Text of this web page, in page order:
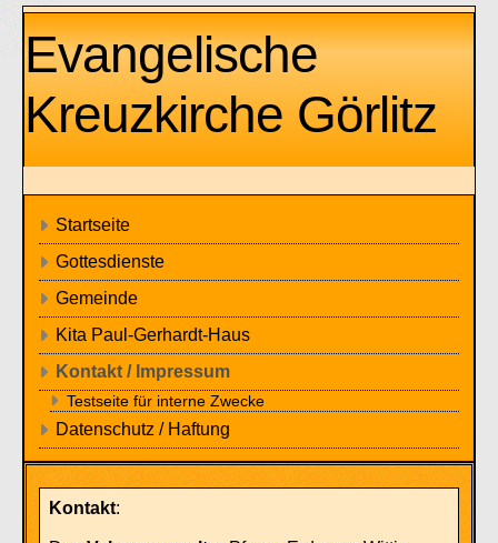
Evangelische
Kreuzkirche Görlitz
Startseite
Gottesdienste
Gemeinde
Kita Paul-Gerhardt-Haus
Kontakt / Impressum
Testseite für interne Zwecke
Datenschutz / Haftung
Kontakt: